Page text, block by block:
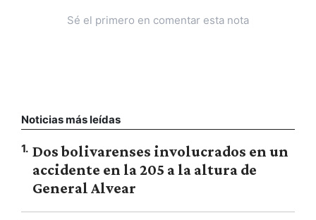
Sé el primero en comentar esta nota
Noticias más leídas
1. Dos bolivarenses involucrados en un
accidente en la 205 a la altura de
General Alvear